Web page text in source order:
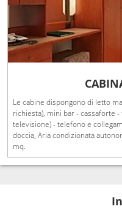
Le cabine dispongono di letto
richiesta), mini bar - cassaforte
televisione) - telefono e
doccia, Aria condizionata
mq.